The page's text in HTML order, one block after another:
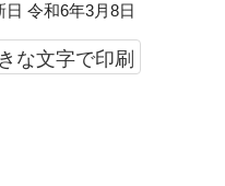
令和6年3月8日
な文字で印刷